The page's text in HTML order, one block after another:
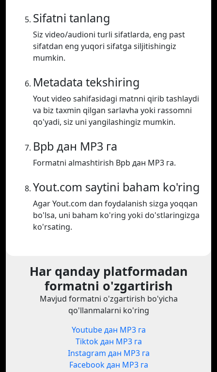
Sifatni tanlang
Siz video/audioni turli sifatlarda, eng past
sifatdan eng yuqori sifatga siljitishingiz
mumkin.
Metadata tekshiring
Yout video sahifasidagi matnni qirib tashlaydi
va biz taxmin qilgan sarlavha yoki rassomni
qo'yadi, siz uni yangilashingiz mumkin.
Bpb дан MP3 га
Formatni almashtirish Bpb дан MP3 га.
Yout.com saytini baham ko'ring
Agar Yout.com dan foydalanish sizga yoqqan
bo'lsa, uni baham ko'ring yoki do'stlaringizga
ko'rsating.
Har qanday platformadan
formatni o'zgartirish
Mavjud formatni o'zgartirish bo'yicha
qo'llanmalarni ko'ring
Youtube дан MP3 га
Tiktok дан MP3 га
Instagram дан MP3 га
Facebook дан MP3 га